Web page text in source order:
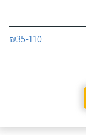
₪35-110